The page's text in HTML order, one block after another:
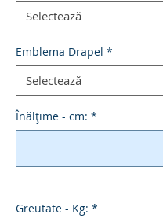
Emblema Drapel *
Înălțime - cm: *
Greutate - Kg: *